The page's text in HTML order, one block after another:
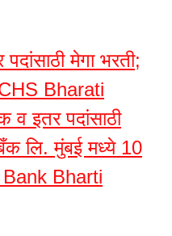
मेगा भरती;
Bharati
व इतर पदांसाठी
बँक लि. मुंबई मध्ये 10
Bank Bharti